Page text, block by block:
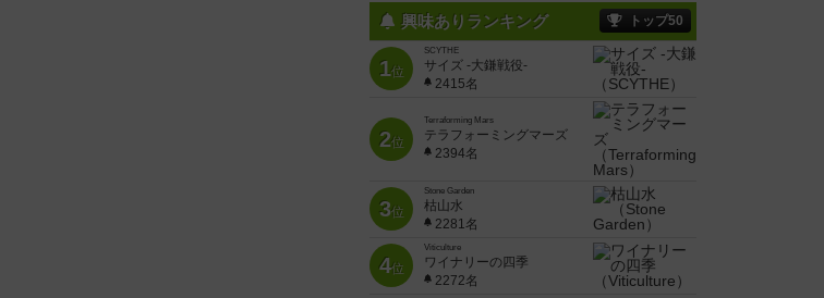
興味ありランキング トップ50
1位
SCYTHE
サイズ -大鎌戦役-
2415名
2位
Terraforming Mars
テラフォーミングマーズ
2394名
3位
Stone Garden
枯山水
2281名
4位
Viticulture
ワイナリーの四季
2272名